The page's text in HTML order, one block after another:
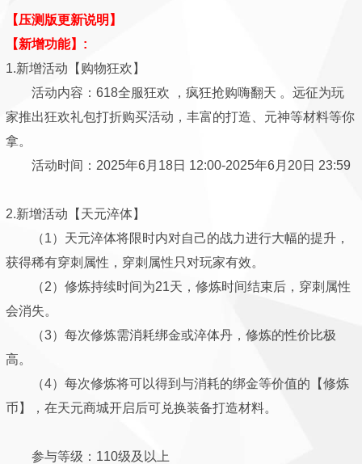
【压测版更新说明】
【新增功能】:
1.新增活动【购物狂欢】
活动内容：618全服狂欢 ，疯狂抢购嗨翻天 。远征为玩
家推出狂欢礼包打折购买活动，丰富的打造、元神等材料等你
拿。
活动时间：2025年6月18日 12:00-2025年6月20日 23:59
2.新增活动【天元淬体】
（1）天元淬体将限时内对自己的战力进行大幅的提升，
获得稀有穿刺属性，穿刺属性只对玩家有效。
（2）修炼持续时间为21天，修炼时间结束后，穿刺属性
会消失。
（3）每次修炼需消耗绑金或淬体丹，修炼的性价比极
高。
（4）每次修炼将可以得到与消耗的绑金等价值的【修炼
币】，在天元商城开启后可兑换装备打造材料。
参与等级：110级及以上